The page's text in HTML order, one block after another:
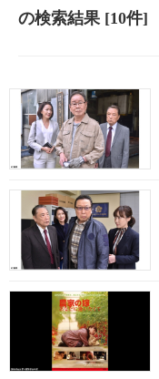
の検索結果[10件]